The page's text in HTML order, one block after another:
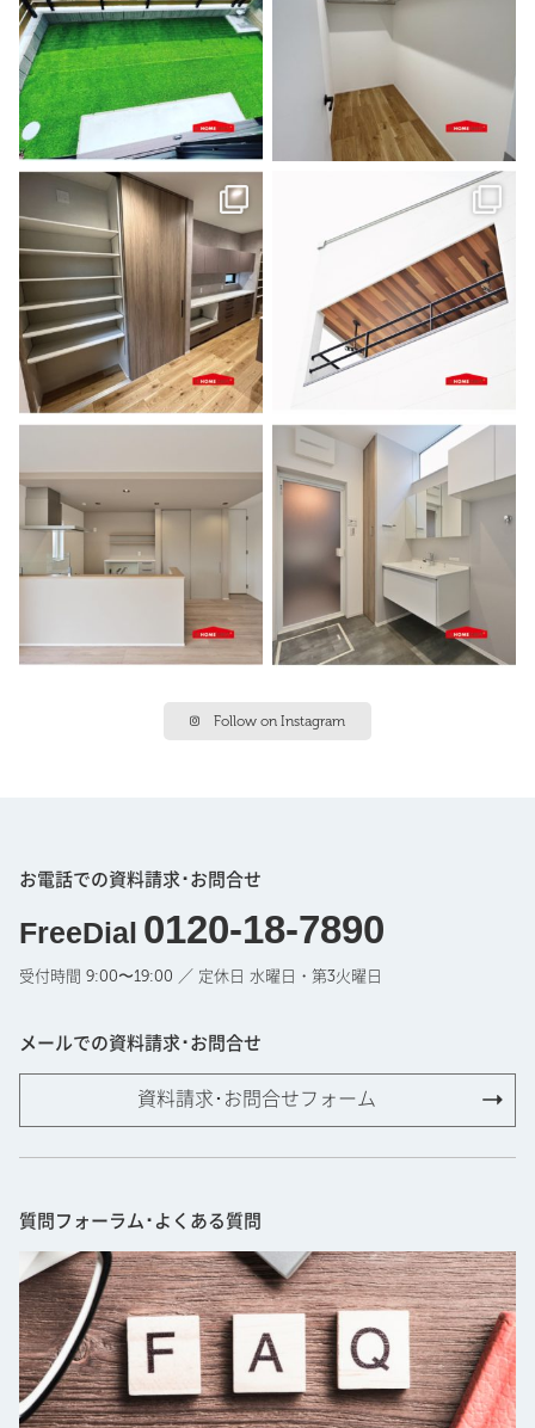
Follow on Instagram
お電話での資料請求･お問合せ
FreeDial 0120-18-7890
受付時間 9:00〜19:00 ／ 定休日 水曜日・第3火曜日
メールでの資料請求･お問合せ
資料請求･お問合せフォーム
質問フォーラム･よくある質問